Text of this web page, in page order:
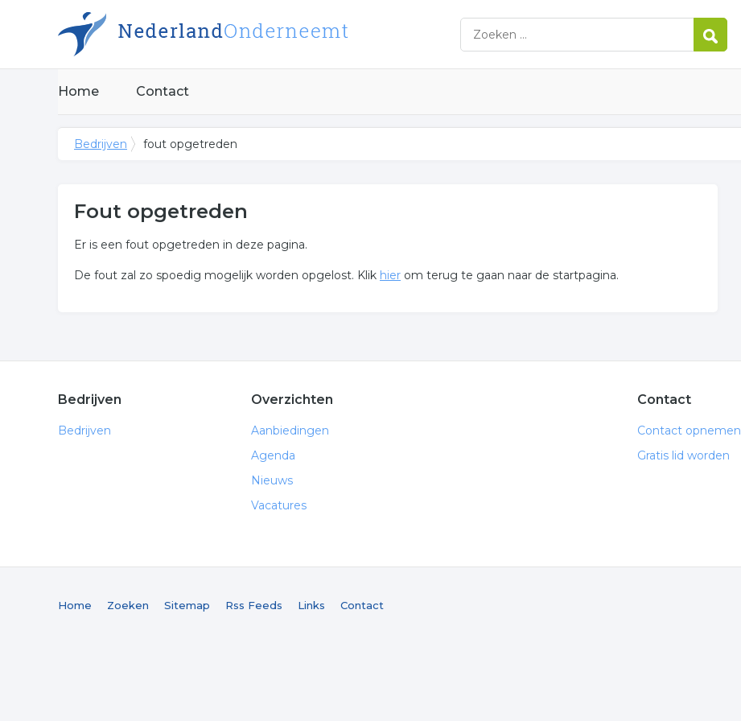
Home Contact
Bedrijven fout opgetreden
Fout opgetreden
Er is een fout opgetreden in deze pagina.
De fout zal zo spoedig mogelijk worden opgelost. Klik hier om terug te gaan naar de startpagina.
Bedrijven
Bedrijven
Overzichten
Aanbiedingen
Agenda
Nieuws
Vacatures
Contact
Contact opnemen
Gratis lid worden
Home Zoeken Sitemap Rss Feeds Links Contact